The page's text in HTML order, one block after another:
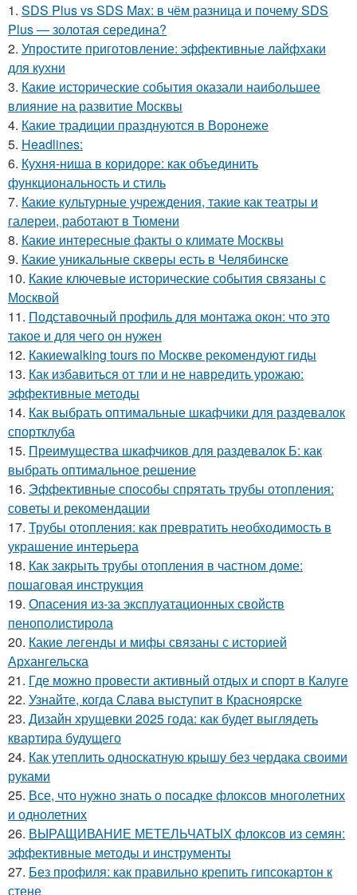
1. SDS Plus vs SDS Max: в чём разница и почему SDS
Plus — золотая середина?
2. Упростите приготовление: эффективные лайфхаки
для кухни
3. Какие исторические события оказали наибольшее
влияние на развитие Москвы
4. Какие традиции празднуются в Воронеже
5. Headlines:
6. Кухня-ниша в коридоре: как объединить
функциональность и стиль
7. Какие культурные учреждения, такие как театры и
галереи, работают в Тюмени
8. Какие интересные факты о климате Москвы
9. Какие уникальные скверы есть в Челябинске
10. Какие ключевые исторические события связаны с
Москвой
11. Подставочный профиль для монтажа окон: что это
такое и для чего он нужен
12. Какиеwalking tours по Москве рекомендуют гиды
13. Как избавиться от тли и не навредить урожаю:
эффективные методы
14. Как выбрать оптимальные шкафчики для раздевалок
спортклуба
15. Преимущества шкафчиков для раздевалок Б: как
выбрать оптимальное решение
16. Эффективные способы спрятать трубы отопления:
советы и рекомендации
17. Трубы отопления: как превратить необходимость в
украшение интерьера
18. Как закрыть трубы отопления в частном доме:
пошаговая инструкция
19. Опасения из-за эксплуатационных свойств
пенополистирола
20. Какие легенды и мифы связаны с историей
Архангельска
21. Где можно провести активный отдых и спорт в Калуге
22. Узнайте, когда Слава выступит в Красноярске
23. Дизайн хрущевки 2025 года: как будет выглядеть
квартира будущего
24. Как утеплить односкатную крышу без чердака своими
руками
25. Все, что нужно знать о посадке флоксов многолетних
и однолетних
26. ВЫРАЩИВАНИЕ МЕТЕЛЬЧАТЫХ флоксов из семян:
эффективные методы и инструменты
27. Без профиля: как правильно крепить гипсокартон к
стене